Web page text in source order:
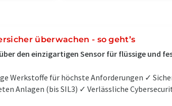
überwachen - so geht’s
den einzigartigen Sensor für flüssige und
Werkstoffe für höchste Anforderungen ✓
Anlagen (bis SIL3) ✓ Verlässliche